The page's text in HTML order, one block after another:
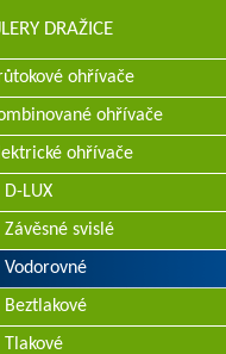
DRAŽICE
ohřívače
ohřívače
ohřívače
D-LUX
Závěsné svislé
Vodorovné
Beztlakové
Tlakové